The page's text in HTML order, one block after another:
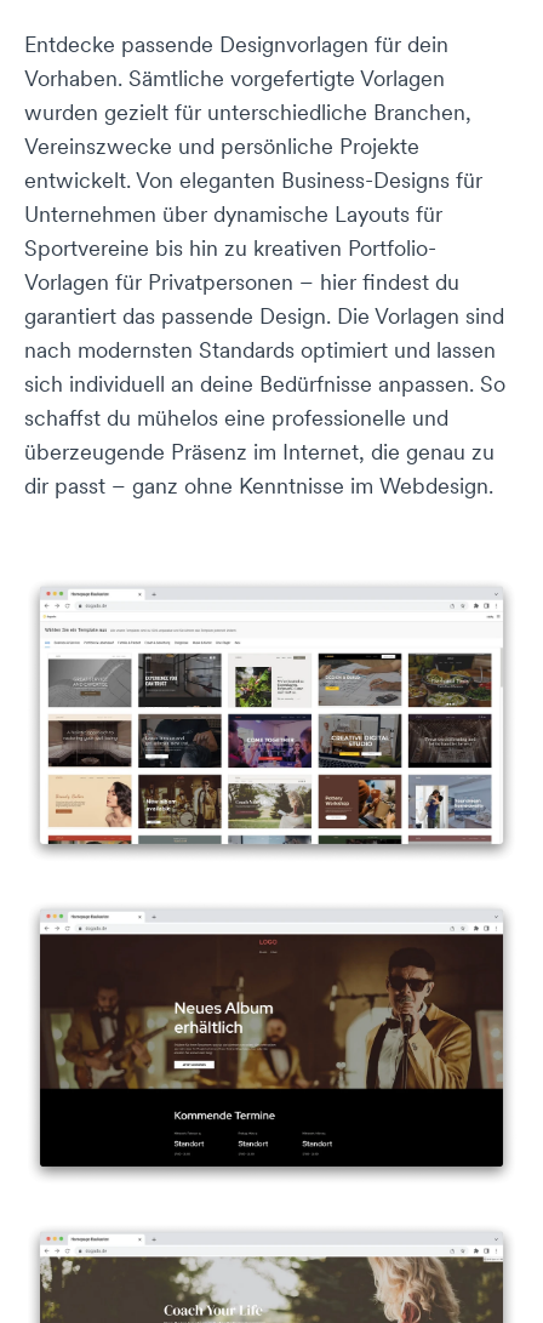
Entdecke passende Designvorlagen für dein
Vorhaben. Sämtliche vorgefertigte Vorlagen
wurden gezielt für unterschiedliche Branchen,
Vereinszwecke und persönliche Projekte
entwickelt. Von eleganten Business-Designs für
Unternehmen über dynamische Layouts für
Sportvereine bis hin zu kreativen Portfolio-
Vorlagen für Privatpersonen – hier findest du
garantiert das passende Design. Die Vorlagen sind
nach modernsten Standards optimiert und lassen
sich individuell an deine Bedürfnisse anpassen. So
schaffst du mühelos eine professionelle und
überzeugende Präsenz im Internet, die genau zu
dir passt – ganz ohne Kenntnisse im Webdesign.